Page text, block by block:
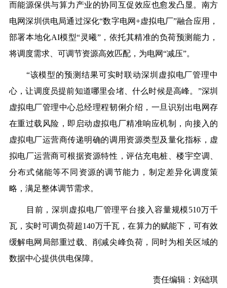
而能源保供与算力产业的协同互促效应也愈发凸显。南方
电网深圳供电局通过深化“数字电网+虚拟电厂”融合应用，
部署本地化AI模型“灵曦”，依托其精准的负荷预测能力，
将调度需求、可调节资源高效匹配，为电网“减压”。
“该模型的预测结果可实时联动深圳虚拟电厂管理中
心，让调度员提前知道哪里会堵、什么时候是高峰。”深圳
虚拟电厂管理中心总经理程韧俐介绍，一旦识别出电网存
在重过载风险，即启动虚拟电厂精准响应机制，向接入的
虚拟电厂运营商传递明确的调用资源类型及量化指标，虚
拟电厂运营商可根据资源特性，评估充电桩、楼宇空调、
分布式储能等不同资源的调节能力，制定差异化调度策
略，满足整体调节需求。
目前，深圳虚拟电厂管理平台接入容量规模510万千
瓦，实时可调负荷超140万千瓦，在算力的赋能下，可有效
缓解电网局部重过载、削减尖峰负荷，同时为相关区域的
数据中心提供供电保障。
责任编辑：刘础琪